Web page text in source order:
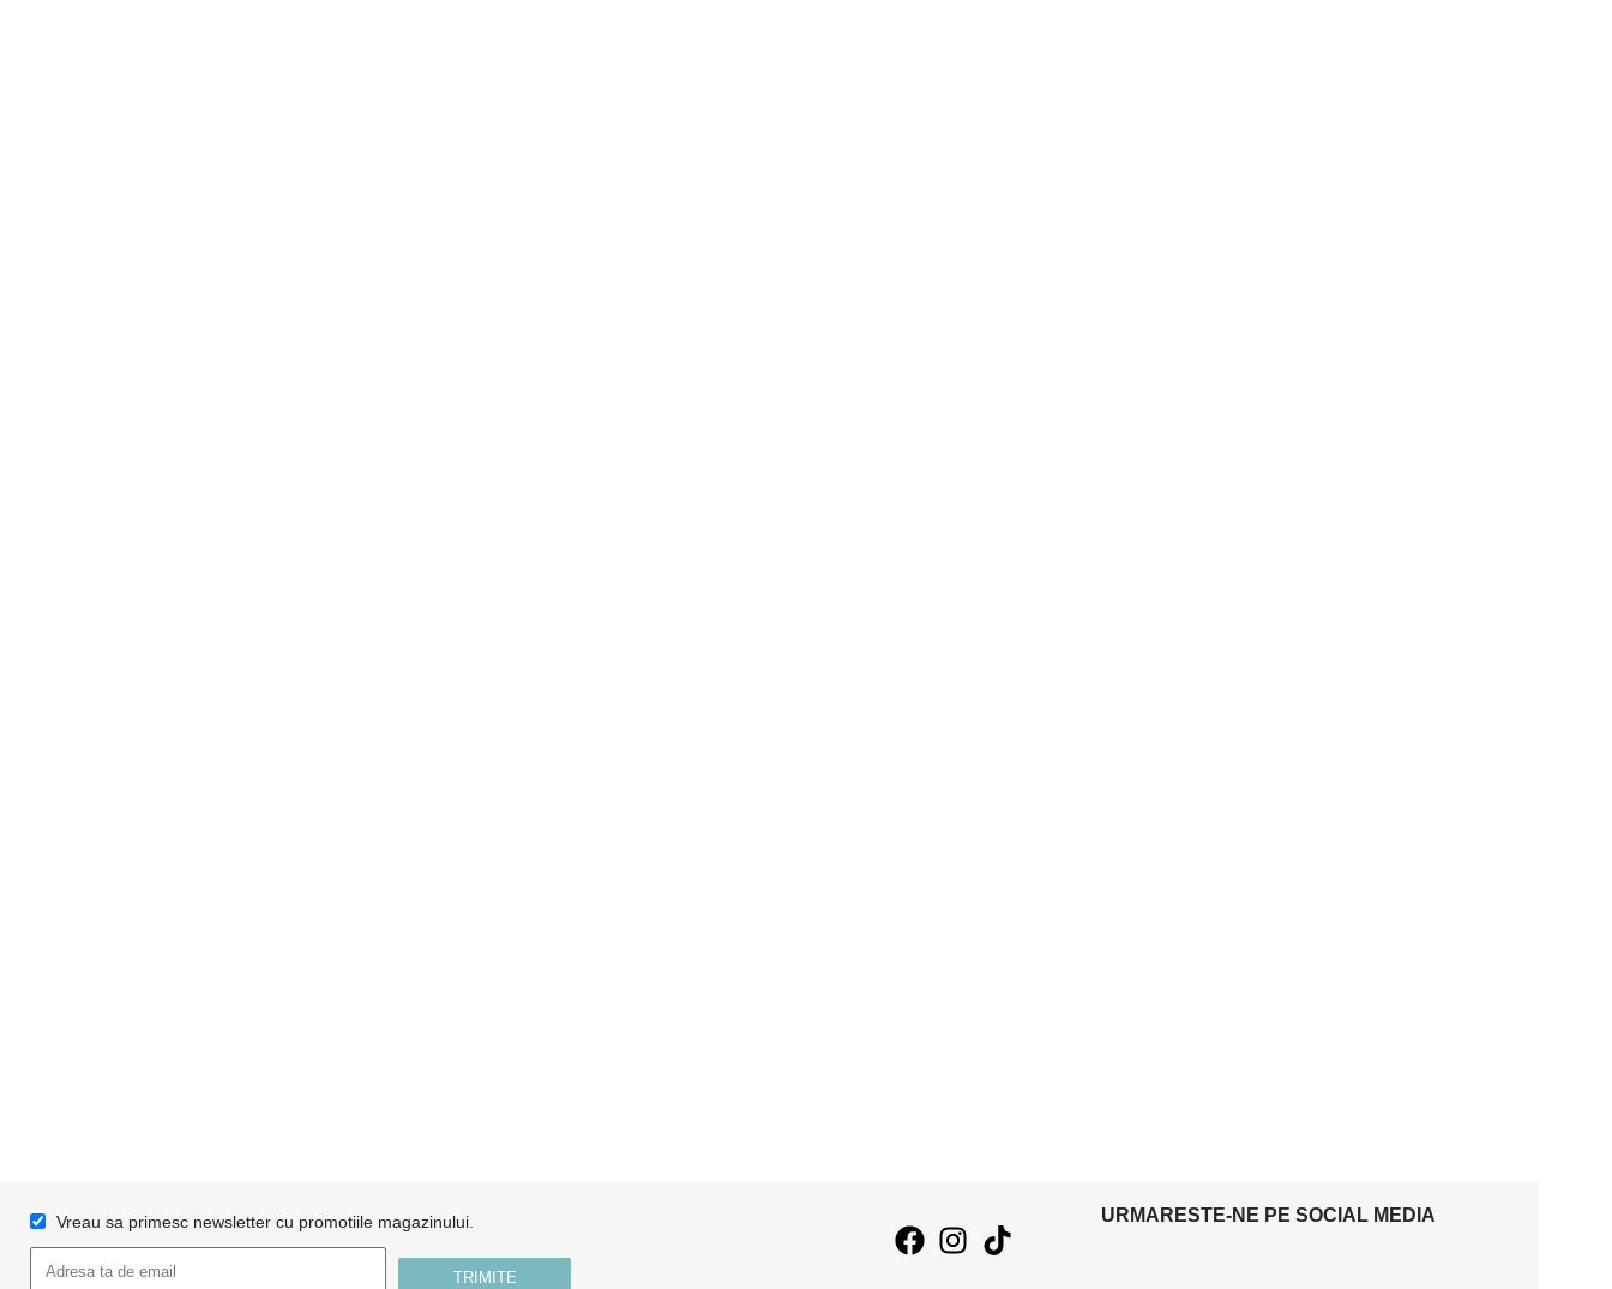
Vreau sa primesc newsletter cu promotiile magazinului.
TRIMITE
URMARESTE-NE PE SOCIAL MEDIA